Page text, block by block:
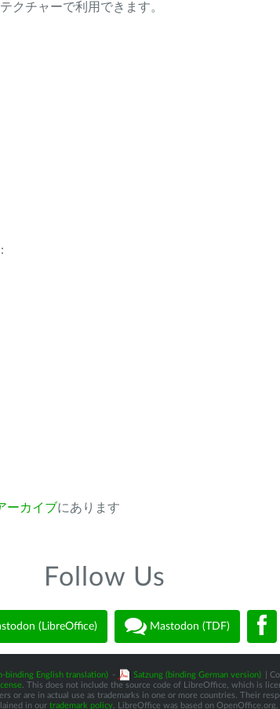
クチャーで利用できます。
ーカイブにあります
Follow Us
(LibreOffice) Mastodon (TDF)
binding English translation) - Satzung (binding German version)
|
. This does not include the source code of LibreOffice, which is
or are in actual use as trademarks in one or more countries. Their
in our trademark policy . LibreOffice was based on OpenOffice.org.